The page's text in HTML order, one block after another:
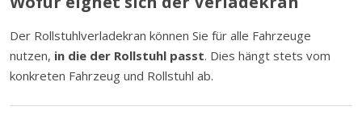
Der Rollstuhlverladekran können Sie für alle Fahrzeuge
nutzen, in die der Rollstuhl passt. Dies hängt stets vom
konkreten Fahrzeug und Rollstuhl ab.